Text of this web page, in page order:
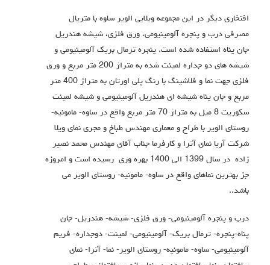
افتخاری دیگر در این مجموعه ویلایی الویر ساوه با متریال
مصرفی درب و پنجره آلومینیومی، ورق فلزی، شیشه هندریل
جان پناه استفاده شده است. پنجره ترمال بریک آلومینیومی و
شیشه های دو جداره لمینت شده به متراژ 200 متر مربع و ورق
فلزی جهت نما و فلاشینگ با رنگ پلی اورتان به متراژ 400 متر
مربع و جان پناه شیشه ای هندریل آلومینیومی و شیشه لمینت
سکوریت 8 میل به متراژ 70 متر مربع واقع در ساوه- مامونیه-
روستای الویر با طراح و معماری مهندس طباخ و مجری نمای ویلا
شرکت آریا نمای آترا و کارفرما جناب آقای مهندس محمد نصیر
زاده در سال 1399 الی 1400 بهره وری رسیده است و امروزه
جز بهترین نماهای واقع در ساوه- مامونیه- روستای الویر می
باشد..
درب و پنجره آلومینیومی- ورق فلزی- شیشه- هندریل- جان
پناه-پنجره- ترمال بریک- آلومینیومی- لمینت- دوجداره- فریم
آلومینیومی- ساوه- مامونیه- روستای الویر- نما- آترا- نمای